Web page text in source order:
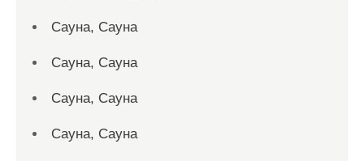
Сауна, Сауна
Сауна, Сауна
Сауна, Сауна
Сауна, Сауна